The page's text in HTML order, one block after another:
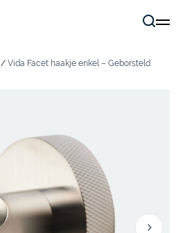
/Vida Facet haakje enkel – Geborsteld